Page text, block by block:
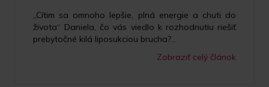
„Cítim sa omnoho lepšie, plná energie a chuti do
života“ Daniela, čo vás viedlo k rozhodnutiu riešiť
prebytočné kilá liposukciou brucha?...
Zobraziť celý článok